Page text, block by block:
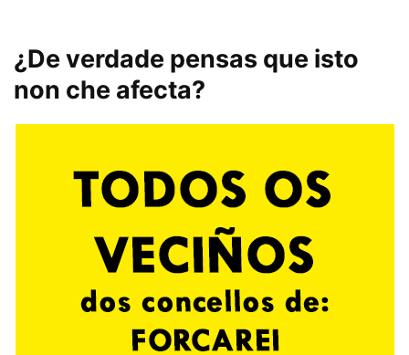
¿De verdade pensas que isto
non che afecta?